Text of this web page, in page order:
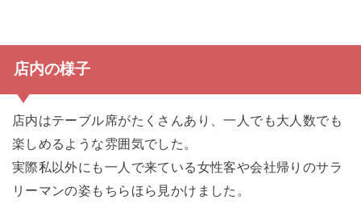
店内の様子
店内はテーブル席がたくさんあり、一人でも大人数でも
楽しめるような雰囲気でした。
実際私以外にも一人で来ている女性客や会社帰りのサラ
リーマンの姿もちらほら見かけました。